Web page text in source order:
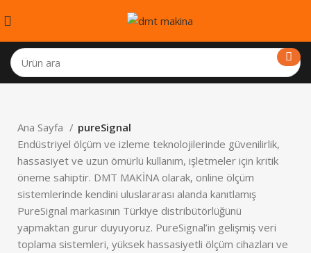
Ana Sayfa
pureSignal
Endüstriyel ölçüm ve izleme teknolojilerinde güvenilirlik,
hassasiyet ve uzun ömürlü kullanım, işletmeler için kritik
öneme sahiptir. DMT MAKİNA olarak, online ölçüm
sistemlerinde kendini uluslararası alanda kanıtlamış
PureSignal markasının Türkiye distribütörlüğünü
yapmaktan gurur duyuyoruz. PureSignal’in gelişmiş veri
toplama sistemleri, yüksek hassasiyetli ölçüm cihazları ve